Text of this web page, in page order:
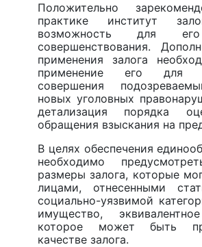
Положительно
практике институт
возможность для его
совершенствования.
применения залога
применение его для
совершения
новых уголовных
детализация порядка
обращения взыскания на
В целях обеспечения
необходимо
размеры залога, которые
лицами, отнесенными
социально-уязвимой
имущество,
которое может быть
качестве залога.